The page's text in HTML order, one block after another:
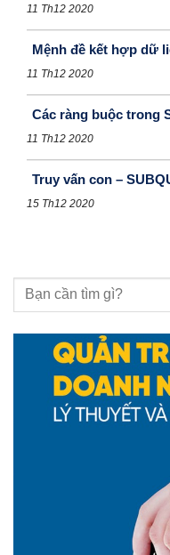
11 Th12 2020
Mệnh đề kết hợp dữ
11 Th12 2020
Các ràng buộc trong
11 Th12 2020
Truy vấn con –
15 Th12 2020